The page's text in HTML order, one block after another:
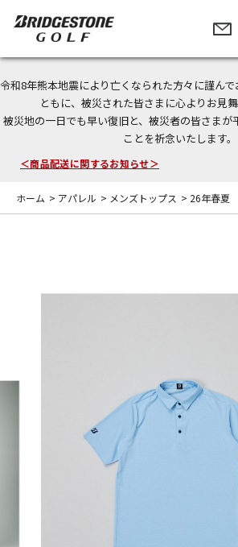
令和8年熊本地震により亡くなられた方々に謹ん
ともに、被災された皆さまに心よりお見舞
被災地の一日でも早い復旧と、被災者の皆さまが
ことを祈念いたします。
今なら新規会員登録で1,000円OFFクーポンプ
＜商品配送に関するお知らせ＞
＜夏季休暇中のご注文・発送・お問い合わせ＞
ホーム > アパレル > メンズトップス > 26年春夏